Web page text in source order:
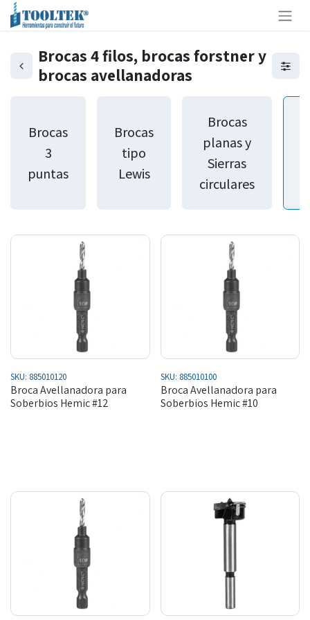
Brocas 4 filos, brocas forstner y
brocas avellanadoras
Brocas
3
puntas
Brocas
tipo
Lewis
Brocas
planas y
Sierras
circulares
SKU: 885010120
Broca Avellanadora para
Soberbios Hemic #12
SKU: 885010100
Broca Avellanadora para
Soberbios Hemic #10